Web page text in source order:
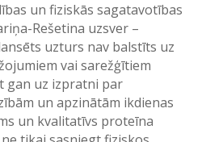
un fiziskās sagatavotības
Rešetina uzsver –
uzturs nav balstīts uz
vai sarežģītiem
gan uz izpratni par
un apzinātām ikdienas
un kvalitatīvs proteīna